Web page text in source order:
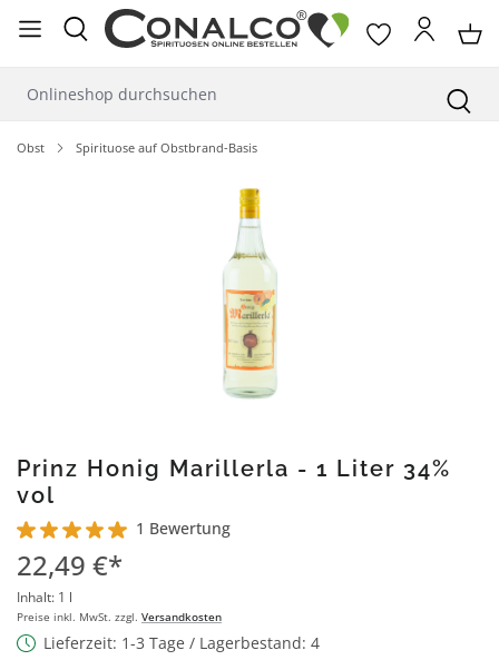
springen
Obst Spirituose auf Obstbrand-Basis
Prinz Honig Marillerla - 1 Liter 34%
vol
Durchschnittliche Bewertung von 5 von 5 Sternen
1 Bewertung
22,49 €*
Inhalt: 1 l
Preise inkl. MwSt. zzgl. Versandkosten
Lieferzeit: 1-3 Tage / Lagerbestand: 4